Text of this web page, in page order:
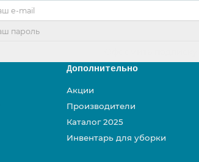
Дополнительно
Акции
Производители
Каталог 2025
Инвентарь для уборки